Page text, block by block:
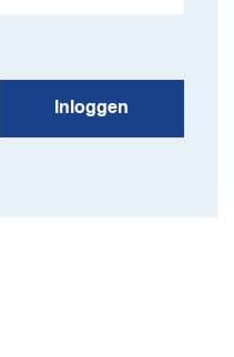
Inloggen